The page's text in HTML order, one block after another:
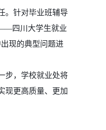
。针对毕业班辅导
四川大学生就业
现的典型问题进
步，学校就业处将
现更高质量、更加